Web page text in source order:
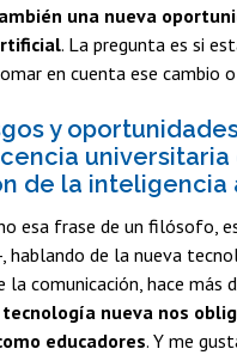
una nueva
. La pregunta es si
en cuenta ese cambio
y
universitaria
de la inteligencia
esa frase de un filósofo,
hablando de la nueva
la comunicación, hace más
nueva nos
educadores. Y me